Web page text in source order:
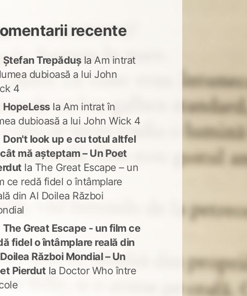
recente
Ștefan Trepădușla Am intrat
dubioasă a lui John
4
HopeLessla Am intrat în
dubioasă a lui John Wick 4
Don't look up e cu totul altfel
mă așteptam – Un Poet
la The Great Escape – un
ce redă fidel o întâmplare
din Al Doilea Război
The Great Escape - un film ce
fidel o întâmplare reală din
Război Mondial – Un
Pierdut la Doctor Who între